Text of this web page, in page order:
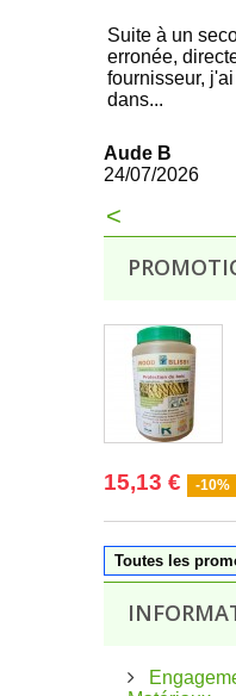
Suite à un
erronée,
fournisseur,
dans...
Aude B
24/07/2026
<
15,13 € -10%
Toutes les